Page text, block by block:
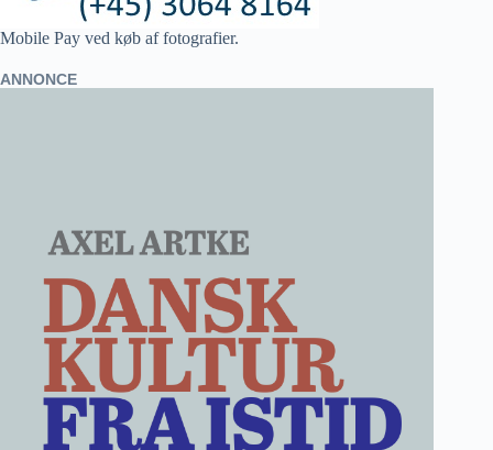
Mobile Pay ved køb af fotografier.
ANNONCE